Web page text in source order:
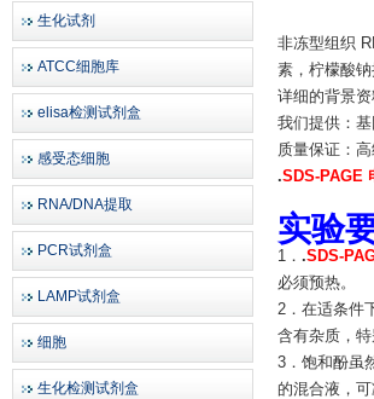
生化试剂
ATCC细胞库
elisa检测试剂盒
感受态细胞
RNA/DNA提取
PCR试剂盒
LAMP试剂盒
细胞
生化检测试剂盒
非冻型组织
素，柠檬酸钠
详细的背景
我们提供：
质量保证：
.SDS-PAGE
实验
1． .SDS-
必须预热。
2．在适条件
含有杂质，
3．饱和酚虽
的混合液，